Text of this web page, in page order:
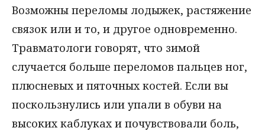
Возможны переломы лодыжек, растяжение
связок или и то, и другое одновременно.
Травматологи говорят, что зимой
случается больше переломов пальцев ног,
плюсневых и пяточных костей. Если вы
поскользнулись или упали в обуви на
высоких каблуках и почувствовали боль,